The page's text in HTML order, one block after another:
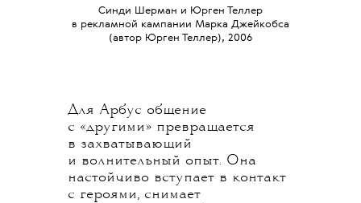
Синди Шерман и Юрген Теллер
в рекламной кампании Марка Джейкобса
(автор Юрген Теллер), 2006
Для Арбус общение
с «другими» превращается
в захватывающий
и волнительный опыт. Она
настойчиво вступает в контакт
с героями, снимает